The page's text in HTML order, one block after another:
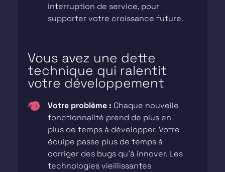
interruption de service, pour
supporter votre croissance future.
Vous avez une dette
technique qui ralentit
votre développement
Votre problème : Chaque nouvelle
fonctionnalité prend de plus en
plus de temps à développer. Votre
équipe passe plus de temps à
corriger des bugs qu’à innover. Les
technologies vieillissantes